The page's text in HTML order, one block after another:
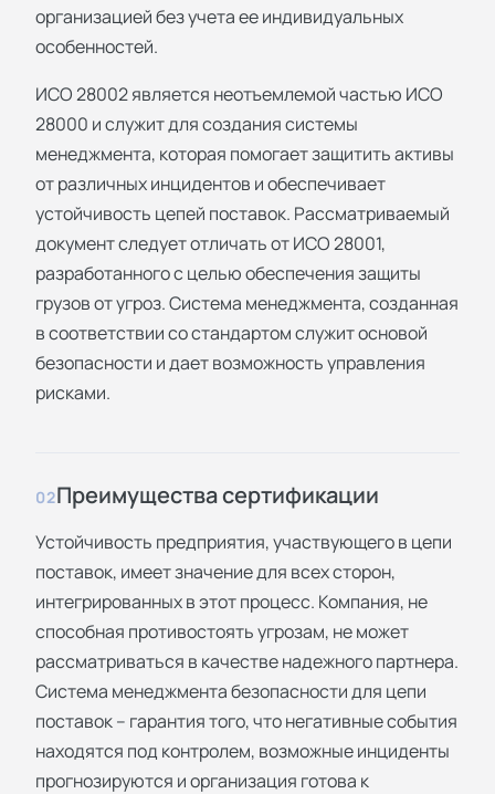
организацией без учета ее индивидуальных
особенностей.
ИСО 28002 является неотъемлемой частью ИСО
28000 и служит для создания системы
менеджмента, которая помогает защитить активы
от различных инцидентов и обеспечивает
устойчивость цепей поставок. Рассматриваемый
документ следует отличать от ИСО 28001,
разработанного с целью обеспечения защиты
грузов от угроз. Система менеджмента, созданная
в соответствии со стандартом служит основой
безопасности и дает возможность управления
рисками.
02Преимущества сертификации
Устойчивость предприятия, участвующего в цепи
поставок, имеет значение для всех сторон,
интегрированных в этот процесс. Компания, не
способная противостоять угрозам, не может
рассматриваться в качестве надежного партнера.
Система менеджмента безопасности для цепи
поставок – гарантия того, что негативные события
находятся под контролем, возможные инциденты
прогнозируются и организация готова к